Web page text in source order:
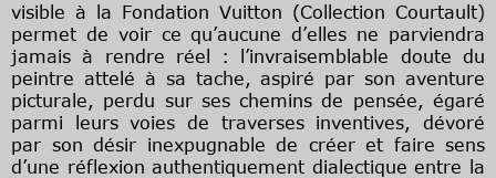
visible à la Fondation Vuitton (Collection Courtault)
permet de voir ce qu’aucune d’elles ne parviendra
jamais à rendre réel : l’invraisemblable doute du
peintre attelé à sa tache, aspiré par son aventure
picturale, perdu sur ses chemins de pensée, égaré
parmi leurs voies de traverses inventives, dévoré
par son désir inexpugnable de créer et faire sens
d’une réflexion authentiquement dialectique entre la